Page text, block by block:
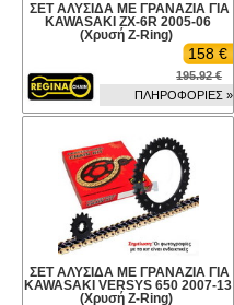
ΣΕΤ ΑΛΥΣΙΔΑ ΜΕ ΓΡΑΝΑΖΙΑ ΓΙΑ
KAWASAKI ZX-6R 2005-06
(Χρυσή Z-Ring)
158 €
195.92 €
ΠΛΗΡΟΦΟΡΙΕΣ »
ΣΕΤ ΑΛΥΣΙΔΑ ΜΕ ΓΡΑΝΑΖΙΑ ΓΙΑ
KAWASAKI VERSYS 650 2007-13
(Χρυσή Z-Ring)